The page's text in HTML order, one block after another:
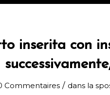
inserita con
Commentaires / dans la